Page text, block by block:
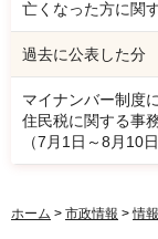
亡くなった方に関
過去に公表した分
マイナンバー制度
住民税に関する事
（7月1日～8月10日
ホーム > 市政情報 >情